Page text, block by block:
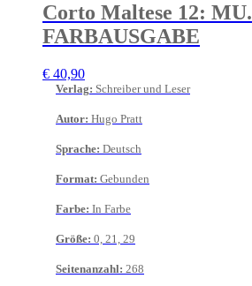
Corto Maltese 12: MU.
FARBAUSGABE
€ 40,90
Verlag: Schreiber und Leser
Autor: Hugo Pratt
Sprache: Deutsch
Format: Gebunden
Farbe: In Farbe
Größe: 0, 21, 29
Seitenanzahl: 268